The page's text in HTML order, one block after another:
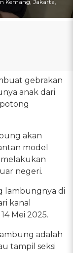
Kemang, Jakarta,
gebrakan
anak dari
akan
model
negeri.
lambungnya di
kanal
Mei 2025.
adalah
tampil seksi